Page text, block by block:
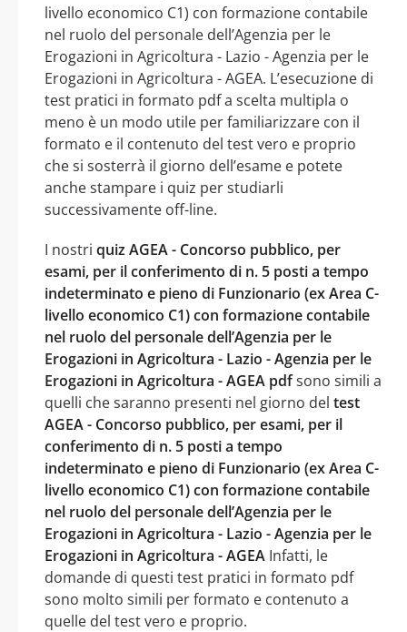
livello economico C1) con formazione contabile
nel ruolo del personale dell’Agenzia per le
Erogazioni in Agricoltura - Lazio - Agenzia per le
Erogazioni in Agricoltura - AGEA. L’esecuzione di
test pratici in formato pdf a scelta multipla o
meno è un modo utile per familiarizzare con il
formato e il contenuto del test vero e proprio
che si sosterrà il giorno dell’esame e potete
anche stampare i quiz per studiarli
successivamente off-line.
I nostri quiz AGEA - Concorso pubblico, per
esami, per il conferimento di n. 5 posti a tempo
indeterminato e pieno di Funzionario (ex Area C-
livello economico C1) con formazione contabile
nel ruolo del personale dell’Agenzia per le
Erogazioni in Agricoltura - Lazio - Agenzia per le
Erogazioni in Agricoltura - AGEA pdfsono simili a
quelli che saranno presenti nel giorno del test
AGEA - Concorso pubblico, per esami, per il
conferimento di n. 5 posti a tempo
indeterminato e pieno di Funzionario (ex Area C-
livello economico C1) con formazione contabile
nel ruolo del personale dell’Agenzia per le
Erogazioni in Agricoltura - Lazio - Agenzia per le
Erogazioni in Agricoltura - AGEA Infatti, le
domande di questi test pratici in formato pdf
sono molto simili per formato e contenuto a
quelle del test vero e proprio.